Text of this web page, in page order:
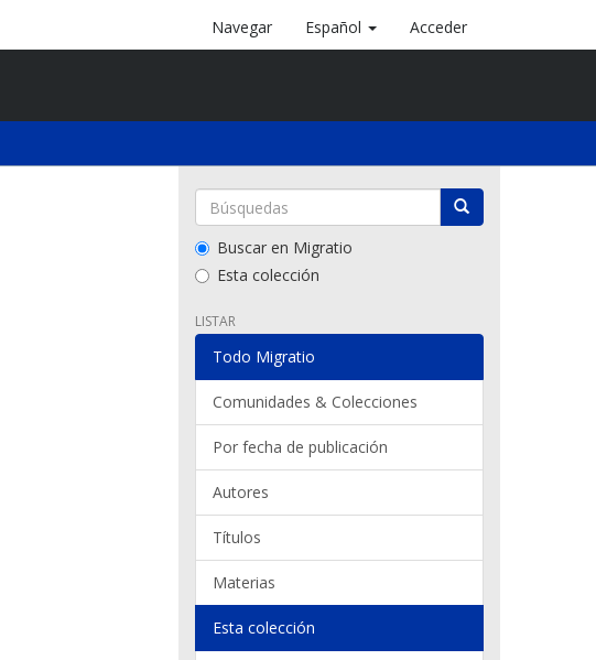
Navegar Español Acceder
Buscar en Migratio
Esta colección
LISTAR
Todo Migratio
Comunidades & Colecciones
Por fecha de publicación
Autores
Títulos
Materias
Esta colección